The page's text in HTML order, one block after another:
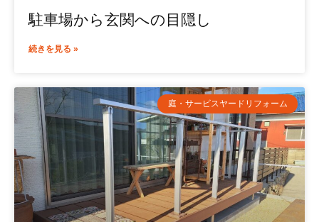
駐車場から玄関への目隠し
続きを見る »
庭・サービスヤードリフォーム